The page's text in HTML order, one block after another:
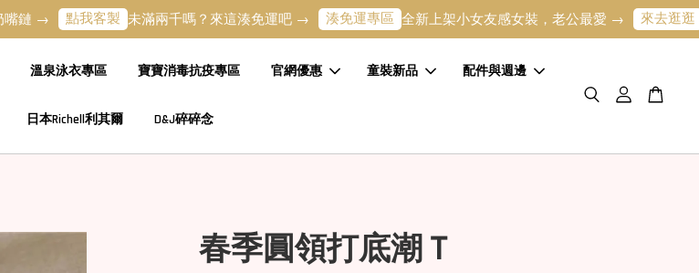
點我客製 未滿兩千嗎？來這湊免運吧 → 湊免運專區 全新上架小女友感女裝，老公最愛 → 來去逛逛 寶寶的
溫泉泳衣專區 寶寶消毒抗疫專區 官網優惠 童裝新品 配件與週邊
日本Richell利其爾 D&J碎碎念
春季圓領打底潮Ｔ